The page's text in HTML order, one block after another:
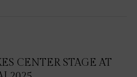
CENTER STAGE AT